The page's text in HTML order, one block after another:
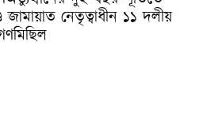
জামায়াত নেতৃত্বাধীন ১১ দলীয়